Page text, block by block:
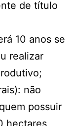
de título
10 anos se
realizar
não
possuir